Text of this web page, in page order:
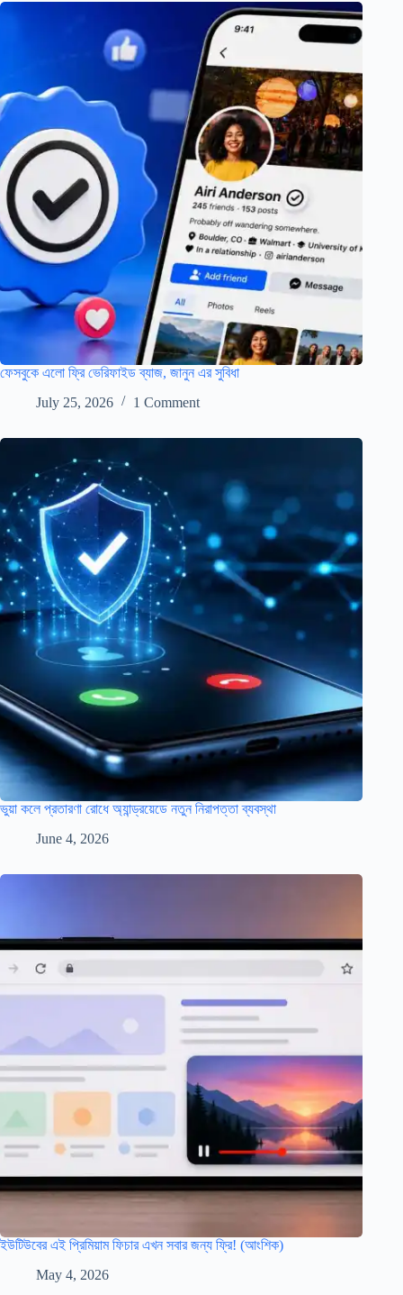
ফেসবুকে এলো ফ্রি ভেরিফাইড ব্যাজ, জানুন এর সুবিধা
July 25, 2026
1 Comment
ভুয়া কলে প্রতারণা রোধে অ্যান্ড্রয়েডে নতুন নিরাপত্তা ব্যবস্থা
June 4, 2026
ইউটিউবের এই প্রিমিয়াম ফিচার এখন সবার জন্য ফ্রি! (আংশিক)
May 4, 2026